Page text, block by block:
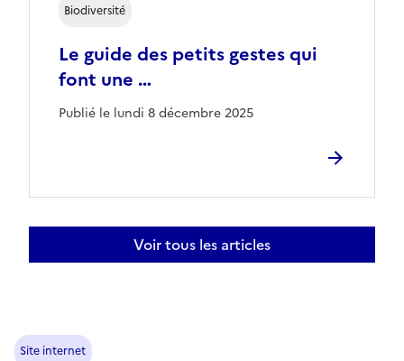
Le guide des petits gestes qui
font une …
Publié le lundi 8 décembre 2025
Biodiversité
Voir tous les articles
Site internet